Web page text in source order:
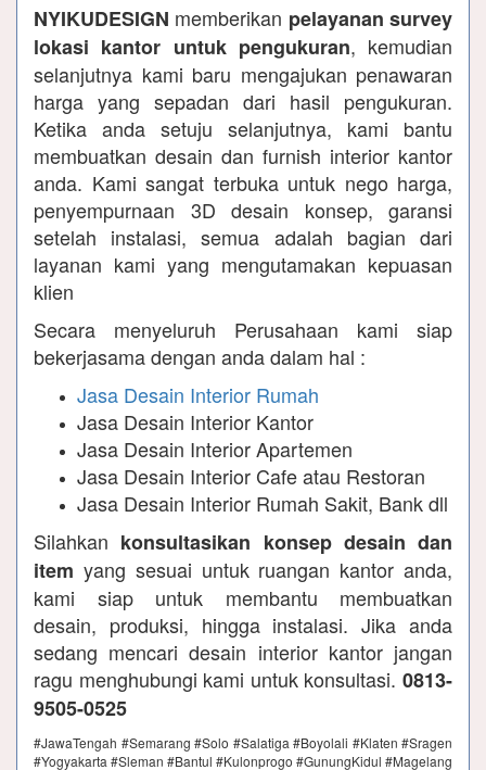
NYIKUDESIGN memberikan pelayanan survey
lokasi kantor untuk pengukuran, kemudian
selanjutnya kami baru mengajukan penawaran
harga yang sepadan dari hasil pengukuran.
Ketika anda setuju selanjutnya, kami bantu
membuatkan desain dan furnish interior kantor
anda. Kami sangat terbuka untuk nego harga,
penyempurnaan 3D desain konsep, garansi
setelah instalasi, semua adalah bagian dari
layanan kami yang mengutamakan kepuasan
klien
Secara menyeluruh Perusahaan kami siap
bekerjasama dengan anda dalam hal :
Jasa Desain Interior Rumah
Jasa Desain Interior Kantor
Jasa Desain Interior Apartemen
Jasa Desain Interior Cafe atau Restoran
Jasa Desain Interior Rumah Sakit, Bank dll
Silahkan konsultasikan konsep desain dan
item yang sesuai untuk ruangan kantor anda,
kami siap untuk membantu membuatkan
desain, produksi, hingga instalasi. Jika anda
sedang mencari desain interior kantor jangan
ragu menghubungi kami untuk konsultasi. 0813-
9505-0525
#JawaTengah #Semarang #Solo #Salatiga #Boyolali #Klaten #Sragen
#Yogyakarta #Sleman #Bantul #Kulonprogo #GunungKidul #Magelang